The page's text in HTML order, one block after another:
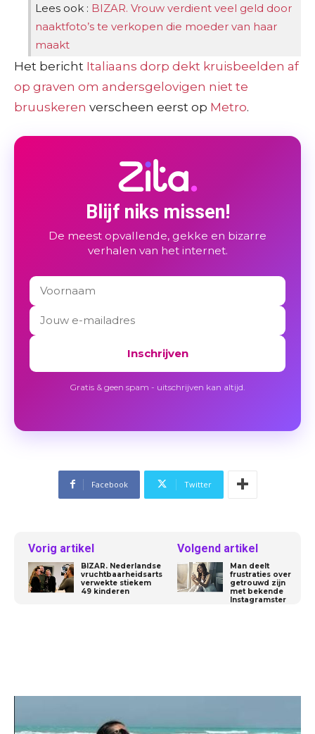
Lees ook : BIZAR. Vrouw verdient veel geld door
naaktfoto’s te verkopen die moeder van haar
maakt
Het bericht Italiaans dorp dekt kruisbeelden af
op graven om andersgelovigen niet te
bruuskeren verscheen eerst op Metro.
Blijf niks missen!
De meest opvallende, gekke en bizarre
verhalen van het internet.
Inschrijven
Gratis & geen spam - uitschrijven kan altijd.
Facebook Twitter
Vorig artikel
BIZAR. Nederlandse
vruchtbaarheidsarts
verwekte stiekem
49 kinderen
Volgend artikel
Man deelt
frustraties over
getrouwd zijn
met bekende
Instagramster